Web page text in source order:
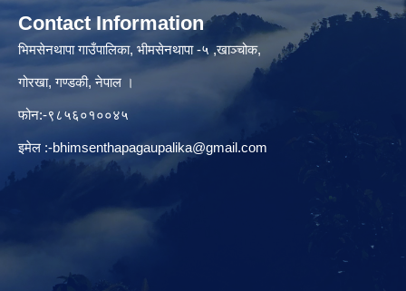
Contact Information
भिमसेनथापा गाउँपालिका, भीमसेनथापा -५ ,खाञ्चोक,
गोरखा, गण्डकी, नेपाल ।
फोन:-९८५६०१००४५
इमेल :-bhimsenthapagaupalika@gmail.com